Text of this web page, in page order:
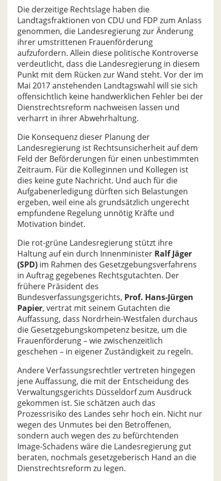
Die derzeitige Rechtslage haben die
Landtagsfraktionen von CDU und FDP zum Anlass
genommen, die Landesregierung zur Änderung
ihrer umstrittenen Frauenförderung
aufzufordern. Allein diese politische Kontroverse
verdeutlicht, dass die Landesregierung in diesem
Punkt mit dem Rücken zur Wand steht. Vor der im
Mai 2017 anstehenden Landtagswahl will sie sich
offensichtlich keine handwerklichen Fehler bei der
Dienstrechtsreform nachweisen lassen und
verharrt in ihrer Abwehrhaltung.
Die Konsequenz dieser Planung der
Landesregierung ist Rechtsunsicherheit auf dem
Feld der Beförderungen für einen unbestimmten
Zeitraum. Für die Kolleginnen und Kollegen ist
dies keine gute Nachricht. Und auch für die
Aufgabenerledigung dürften sich Belastungen
ergeben, weil eine als grundsätzlich ungerecht
empfundene Regelung unnötig Kräfte und
Motivation bindet.
Die rot-grüne Landesregierung stützt ihre
Haltung auf ein durch Innenminister Ralf Jäger
(SPD) im Rahmen des Gesetzgebungsverfahrens
in Auftrag gegebenes Rechtsgutachten. Der
frühere Präsident des
Bundesverfassungsgerichts, Prof. Hans-Jürgen
Papier, vertrat mit seinem Gutachten die
Auffassung, dass Nordrhein-Westfalen durchaus
die Gesetzgebungskompetenz besitze, um die
Frauenförderung – wie zwischenzeitlich
geschehen – in eigener Zuständigkeit zu regeln.
Andere Verfassungsrechtler vertreten hingegen
jene Auffassung, die mit der Entscheidung des
Verwaltungsgerichts Düsseldorf zum Ausdruck
gekommen ist. Sie schätzen auch das
Prozessrisiko des Landes sehr hoch ein. Nicht nur
wegen des Unmutes bei den Betroffenen,
sondern auch wegen des zu befürchtenden
Image-Schadens wäre die Landesregierung gut
beraten, nochmals gesetzgeberisch Hand an die
Dienstrechtsreform zu legen.